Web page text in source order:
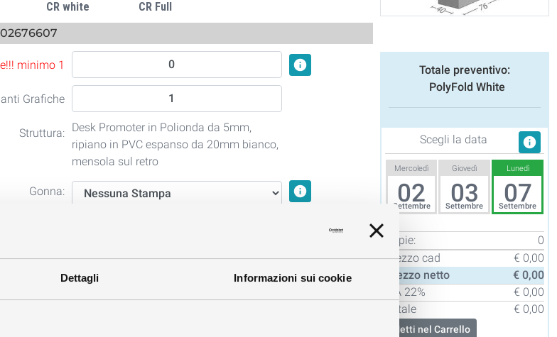
Dettagli Informazioni sui cookie
CR white
CR Full
minimo 1 info
Grafiche
Struttura: Desk Promoter in Polionda da 5mm,
ripiano in PVC espanso da 20mm bianco,
mensola sul retro
Gonna: info
Valigetta: info
Totale preventivo:
PolyFold White
Scegli la data info
Mercoledì
02
Settembre
Giovedì
03
Settembre
Lunedì
07
Settembre
Copie:
0
Prezzo cad
€ 0,00
Prezzo netto
€ 0,00
IVA 22%
€ 0,00
Totale
€ 0,00
Metti nel Carrello